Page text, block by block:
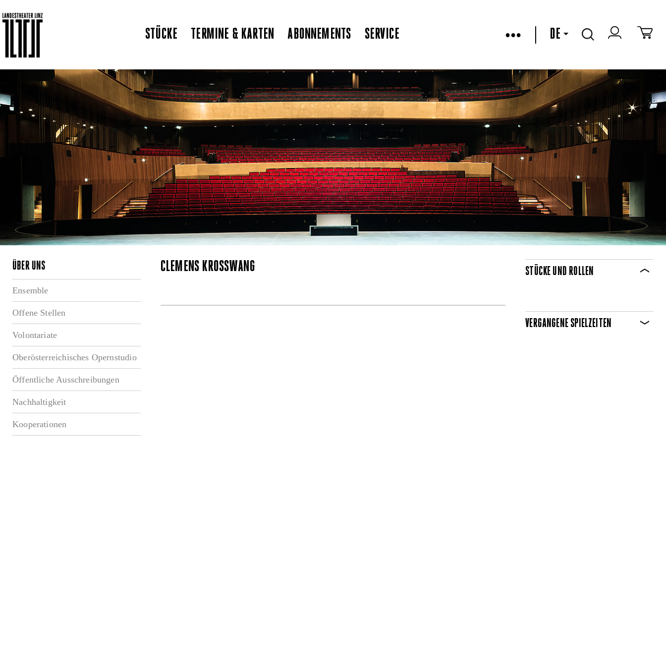
STÜCKE TERMINE & KARTEN ABONNEMENTS SERVICE ••• DE
ÜBER UNS
Ensemble
Offene Stellen
Volontariate
Oberösterreichisches Opernstudio
Öffentliche Ausschreibungen
Nachhaltigkeit
Kooperationen
CLEMENS KRÖSSWANG STÜCKE UND ROLLEN
VERGANGENE SPIELZEITEN